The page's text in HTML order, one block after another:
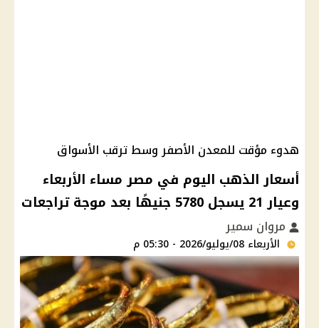
هدوء مؤقت للمعدن الأصفر وسط ترقب الأسواق
أسعار الذهب اليوم في مصر مساء الأربعاء
وعيار 21 يسجل 5780 جنيهًا بعد موجة تراجعات
مروان سمير
الأربعاء 08/يوليو/2026 - 05:30 م